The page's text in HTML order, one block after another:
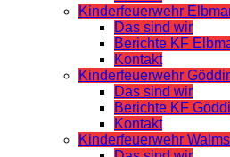
Kinderfeuerwehr
Das sind wir
Berichte KF
Kontakt
Kinderfeuerwehr
Das sind wir
Berichte KF
Kontakt
Kinderfeuerwehr